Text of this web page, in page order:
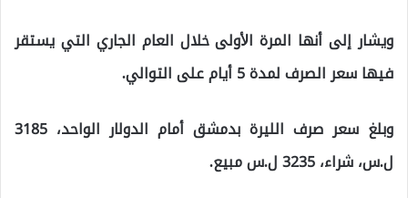
ويشار إلى أنها المرة اﻷولى خلال العام الجاري التي يستقر
فيها سعر الصرف لمدة 5 أيام على التوالي.
وبلغ سعر صرف الليرة بدمشق أمام الدولار الواحد، 3185
ل.س، شراء، 3235 ل.س مبيع.